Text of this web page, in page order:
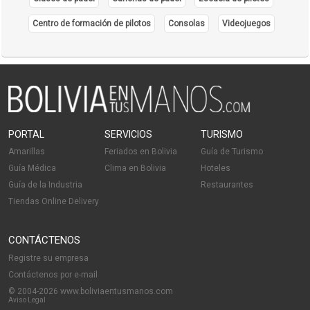
Médicos Traumatólogos
Médicos Gastroenterólogos
Centro de formación de pilotos Consolas Videojuegos
PORTAL
Amarillas
Guía Médica
Guía de la Industria
Tiendas Online Delivery
SERVICIOS
Feriados en Bolivia
Clima en Bolivia
TURISMO
Guía de Turismo
Hoteles
Restaurantes
CONTÁCTENOS
Registre su empresa
Contáctenos por e-mail
© 2004-2026 www.boliviaentusmanos.com
Aviso Legal